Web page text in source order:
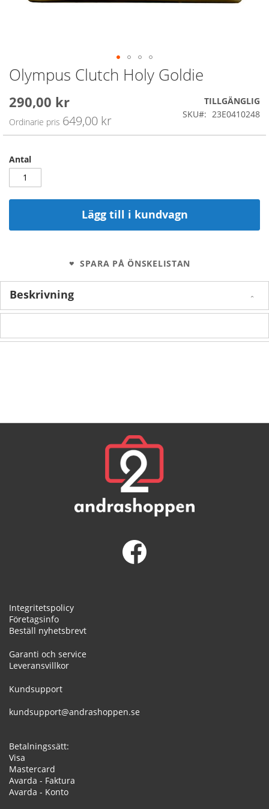
Olympus Clutch Holy Goldie
Special
290,00 kr
Ordinarie pris 649,00 kr
TILLGÄNGLIG
SKU
23E0410248
Antal
Lägg till i kundvagn
SPARA PÅ ÖNSKELISTAN
Skip
to
beginning
of
the
Beskrivning
Integritetspolicy
Företagsinfo
Beställ nyhetsbrevt
Garanti och service
Leveransvillkor
Kundsupport
kundsupport@andrashoppen.se
Betalningssätt:
Visa
Mastercard
Avarda - Faktura
Avarda - Konto